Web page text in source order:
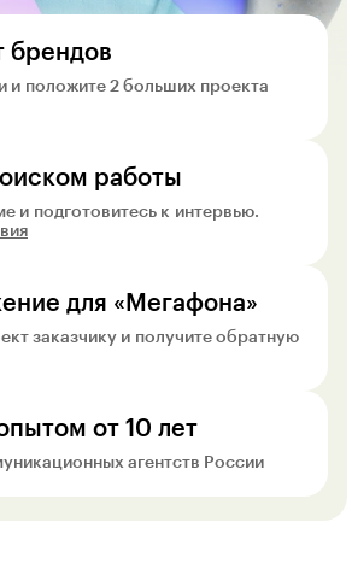
брендов
и положите 2 больших проекта
работы
и подготовитесь к интервью.
для «Мегафона»
заказчику и получите обратную
от 10 лет
агентств России